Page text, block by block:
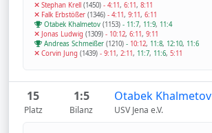
Stephan Krell (1450) - 4:11, 6:11, 8:11
Falk Erbstößer (1346) - 4:11, 9:11, 6:11
Otabek Khalmetov (1153) - 11:7, 11:9, 11:4
Jonas Ludwig (1309) - 10:12, 6:11, 9:11
Andreas Schmeißer (1210) - 10:12, 11:8, 12:10, 11:6
Corvin Jung (1439) - 9:11, 2:11, 11:7, 11:6, 5:11
15
Platz
1:5
Bilanz
Otabek Khalmetov
USV Jena e.V.